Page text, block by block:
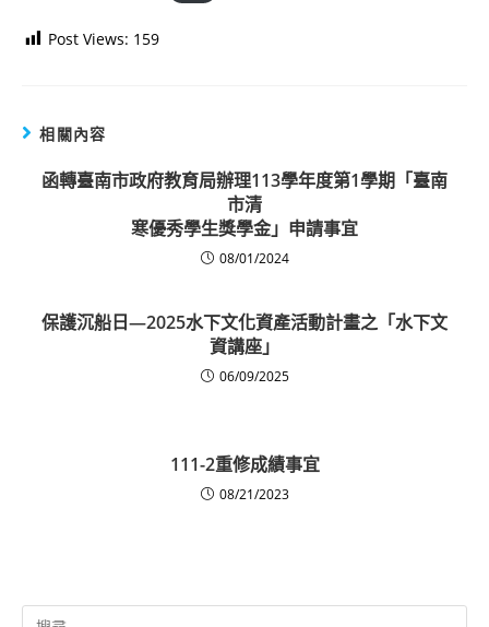
Post Views: 159
相關內容
函轉臺南市政府教育局辦理113學年度第1學期「臺南
市清
寒優秀學生獎學金」申請事宜
08/01/2024
保護沉船日—2025水下文化資產活動計畫之「水下文
資講座」
06/09/2025
111-2重修成績事宜
08/21/2023
Search